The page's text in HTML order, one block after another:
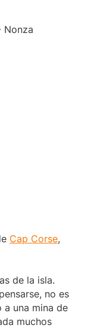
Cap Corse,
de la isla.
no es
una mina de
muchos